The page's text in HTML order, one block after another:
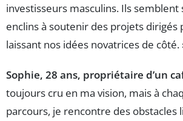
investisseurs masculins. Ils semblent
enclins à soutenir des projets dirigés
laissant nos idées novatrices de côté.
Sophie, 28 ans, propriétaire d’un
toujours cru en ma vision, mais à
parcours, je rencontre des obstacles